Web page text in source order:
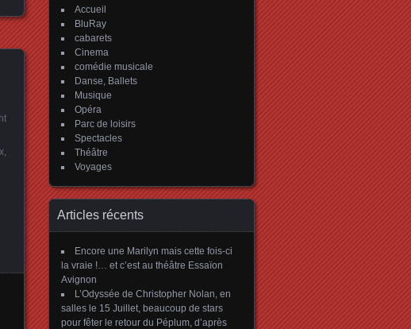
Accueil
BluRay
cabarets
Cinema
comédie musicale
Danse, Ballets
Musique
Opéra
Parc de loisirs
Spectacles
Théâtre
Voyages
Articles récents
Encore une Marilyn mais cette fois-ci
la vraie !… et c’est au théâtre Essaïon
Avignon
L’Odyssée de Christopher Nolan, en
salles le 15 Juillet, beaucoup de stars
pour fêter le retour du Péplum, d’après